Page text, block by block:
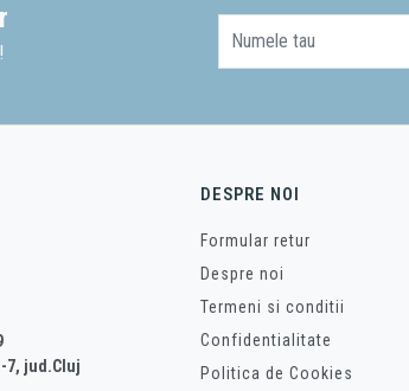
Numele tau
7, jud.Cluj
DESPRE NOI
Formular retur
Despre noi
Termeni si conditii
Confidentialitate
Politica de Cookies